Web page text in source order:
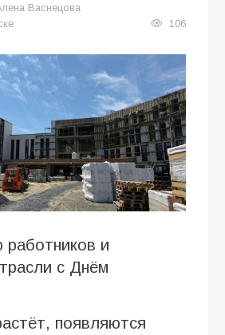
Васнецова
106
и
с Днём
появляются